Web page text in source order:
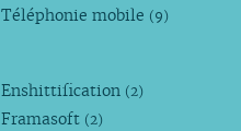
Téléphonie mobile (9)
Enshittification (2)
Framasoft (2)